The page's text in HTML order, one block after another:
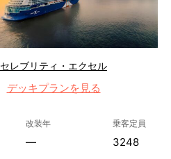
セレブリティ・エクセル
デッキプランを見る
改装年
—
乗客定員
3248